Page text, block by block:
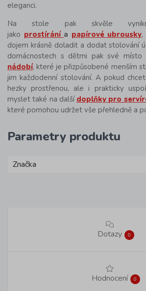
eleganci.
Na stole pak skvěle
jako prostírání a papírové ubrousky,
dojem krásně doladit a dodat stolování
domácnostech s dětmi pak své místo
nádobí, které je přizpůsobené menším
jim každodenní stolování. A pokud
hezky prostřenou, ale i prakticky
myslet také na další doplňky pro
které pomohou udržet vše přehledně a
Parametry produktu
Značka
Dotazy 0
Hodnocení 0